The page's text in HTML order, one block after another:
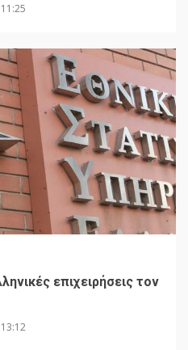
επιχειρήσεις τον